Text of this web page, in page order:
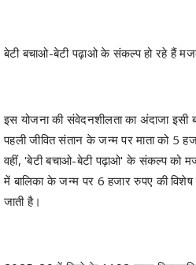
बेटी बचाओ-बेटी पढ़ाओ के संकल्प हो रहे हैं
इस योजना की संवेदनशीलता का अंदाजा इसी
पहली जीवित संतान के जन्म पर माता को 5
वहीं, 'बेटी बचाओ-बेटी पढ़ाओ' के संकल्प को
में बालिका के जन्म पर 6 हजार रुपए की
जाती है।